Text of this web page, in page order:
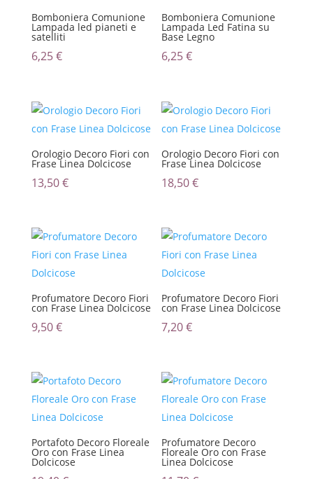
Bomboniera Comunione
Lampada led pianeti e
satelliti
6,25€
Bomboniera Comunione
Lampada Led Fatina su
Base Legno
6,25€
Orologio Decoro Fiori con
Frase Linea Dolcicose
13,50€
Orologio Decoro Fiori con
Frase Linea Dolcicose
18,50€
Profumatore Decoro Fiori
con Frase Linea Dolcicose
9,50€
Profumatore Decoro Fiori
con Frase Linea Dolcicose
7,20€
Portafoto Decoro Floreale
Oro con Frase Linea
Dolcicose
Profumatore Decoro
Floreale Oro con Frase
Linea Dolcicose